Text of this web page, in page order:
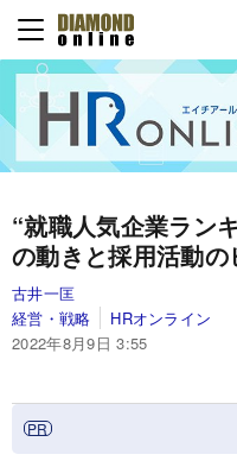
“就職人気企業ラン
の動きと採用活動の
古井一匡
経営・戦略
HRオンライン
2022年8月9日 3:55